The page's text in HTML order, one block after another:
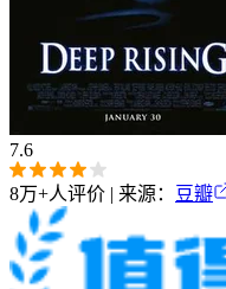
7.6
8万+人评价 | 来源： 豆瓣